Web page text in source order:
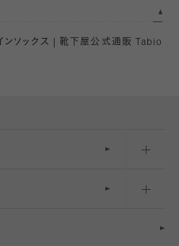
ンソックス | 靴下屋公式通販 Tabio
（深め）